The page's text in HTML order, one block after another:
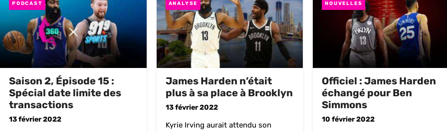
PODCAST
Saison 2, Épisode 15 :
Spécial date limite des
transactions
13 février 2022
ANALYSE
James Harden n’était
plus à sa place à Brooklyn
13 février 2022
Kyrie Irving aurait attendu son
NOUVELLES
Officiel : James Harden
échangé pour Ben
Simmons
10 février 2022